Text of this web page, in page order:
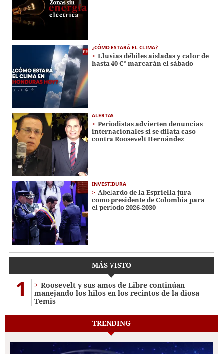
¿CÓMO ESTARÁ EL CLIMA?
Lluvias débiles aisladas y calor de
hasta 40 C° marcarán el sábado
ALERTAS
Periodistas advierten denuncias
internacionales si se dilata caso
contra Roosevelt Hernández
INVESTIDURA
Abelardo de la Espriella jura
como presidente de Colombia para
el periodo 2026-2030
MÁS VISTO
1
Roosevelt y sus amos de Libre continúan
manejando los hilos en los recintos de la diosa
Temis
TRENDING